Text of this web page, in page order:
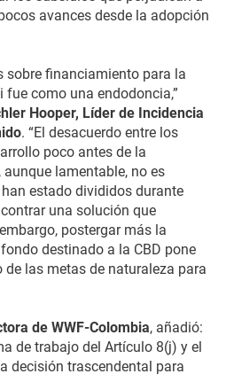
avances desde la adopción
sobre financiamiento para la
como una endodoncia,”
Hooper, Líder de Incidencia
. “El desacuerdo entre los
poco antes de la
lamentable, no es
estado divididos durante
una solución que
postergar más la
destinado a la CBD pone
las metas de naturaleza para
de WWF-Colombia, añadió:
de trabajo del Artículo 8(j) y el
decisión trascendental para